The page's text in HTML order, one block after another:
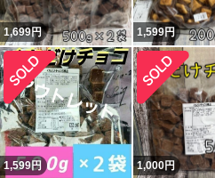
1,699円 1,599円
1,599円 1,000円